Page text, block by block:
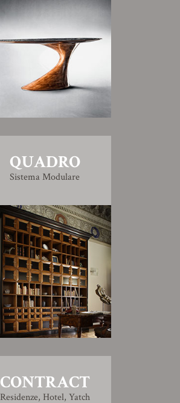
QUADRO
Sistema Modulare
CONTRACT
Residenze, Hotel, Yatch